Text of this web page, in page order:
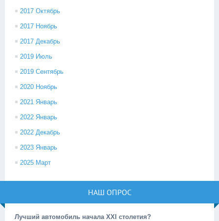
2017 Октябрь
2017 Ноябрь
2017 Декабрь
2019 Июль
2019 Сентябрь
2020 Ноябрь
2021 Январь
2022 Январь
2022 Декабрь
2023 Январь
2025 Март
НАШ ОПРОС
Лучший автомобиль начала XXI столетия?